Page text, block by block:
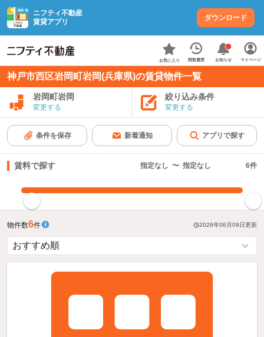
ニフティ不動産
賃貸アプリ
ダウンロード
お気に入り 閲覧履歴 お知らせ マイページ
神戸市西区岩岡町岩岡(兵庫県)の賃貸物件一覧
岩岡町岩岡
変更する
絞り込み条件
変更する
条件を保存 新着通知 アプリで探す
賃料で探す 指定なし 〜 指定なし 6件
物件数6件 2026年06月09日更新